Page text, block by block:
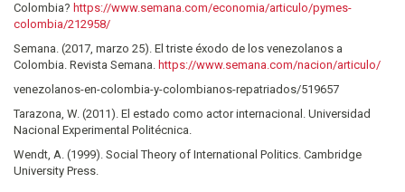
Colombia? https://www.semana.com/economia/articulo/pymes-
colombia/212958/
Semana. (2017, marzo 25). El triste éxodo de los venezolanos a
Colombia. Revista Semana. https://www.semana.com/nacion/articulo/
venezolanos-en-colombia-y-colombianos-repatriados/519657
Tarazona, W. (2011). El estado como actor internacional. Universidad
Nacional Experimental Politécnica.
Wendt, A. (1999). Social Theory of International Politics. Cambridge
University Press.